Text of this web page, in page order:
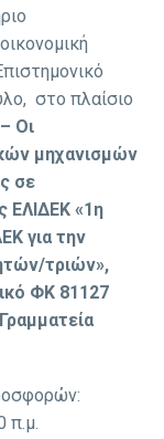
στο πλαίσιο
Οι
μηχανισμών
σε
ΕΛΙΔΕΚ «1η
για την
τριών»,
ΦΚ 81127
π.μ.